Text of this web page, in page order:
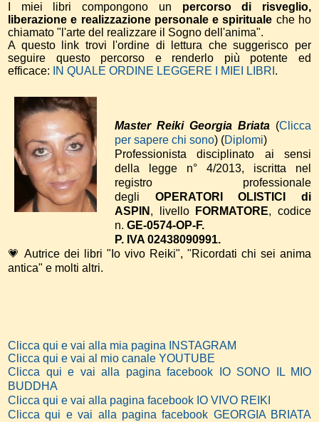
I miei libri compongono un percorso di risveglio,
liberazione e realizzazione personale e spirituale che ho
chiamato "l'arte del realizzare il Sogno dell'anima".
A questo link trovi l'ordine di lettura che suggerisco per
seguire questo percorso e renderlo più potente ed
efficace:
IN QUALE ORDINE LEGGERE I MIEI LIBRI .
Master Reiki Georgia Briata(Clicca
per sapere chi sono) (Diplomi)
Professionista disciplinato ai sensi
della legge n° 4/2013, iscritta nel
registro professionale
degli OPERATORI OLISTICI di
ASPIN , livello FORMATORE, codice
n. GE-0574-OP-F.
P. IVA 02438090991.
💗 Autrice dei libri "Io vivo Reiki", "Ricordati chi sei anima
antica" e molti altri.
Clicca qui e vai alla mia pagina INSTAGRAM
Clicca qui e vai al mio canale YOUTUBE
Clicca qui e vai alla pagina facebook IO SONO IL MIO
BUDDHA
Clicca qui e vai alla pagina facebook IO VIVO REIKI
Clicca qui e vai alla pagina facebook GEORGIA BRIATA